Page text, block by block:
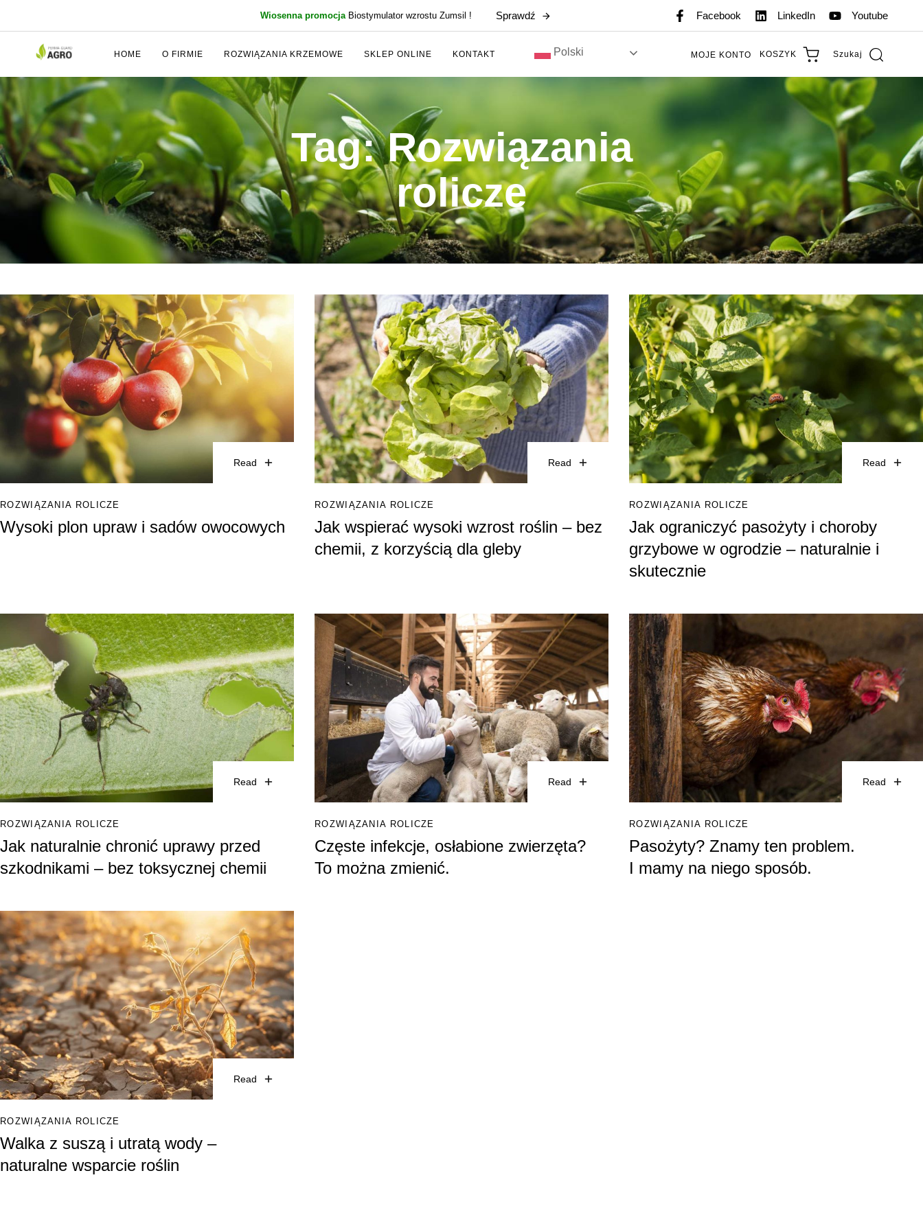
Wiosenna promocja Biostymulator wzrostu Zumsil ! Sprawdź Facebook LinkedIn Youtube
HOME O FIRMIE ROZWIĄZANIA KRZEMOWE SKLEP ONLINE KONTAKT Polski MOJE KONTO KOSZYK Szukaj
Wpisz temat
Tag: Rozwiązania
rolicze
Read
ROZWIĄZANIA ROLICZE
Wysoki plon upraw i sadów owocowych
Read
ROZWIĄZANIA ROLICZE
Jak wspierać wysoki wzrost roślin – bez
chemii, z korzyścią dla gleby
Read
ROZWIĄZANIA ROLICZE
Jak ograniczyć pasożyty i choroby
grzybowe w ogrodzie – naturalnie i
skutecznie
Read
ROZWIĄZANIA ROLICZE
Jak naturalnie chronić uprawy przed
szkodnikami – bez toksycznej chemii
Read
ROZWIĄZANIA ROLICZE
Częste infekcje, osłabione zwierzęta?
To można zmienić.
Read
ROZWIĄZANIA ROLICZE
Pasożyty? Znamy ten problem.
I mamy na niego sposób.
Read
ROZWIĄZANIA ROLICZE
Walka z suszą i utratą wody –
naturalne wsparcie roślin